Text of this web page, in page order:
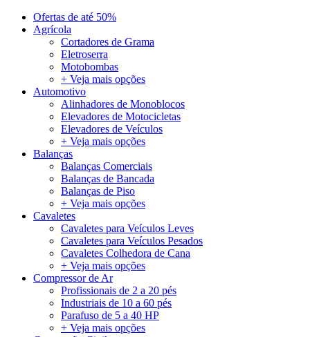
Ofertas de até 50%
Agrícola
Cortadores de Grama
Eletroserra
Motobombas
+ Veja mais opções
Automotivo
Alinhadores de Monoblocos
Elevadores de Motocicletas
Elevadores de Veículos
+ Veja mais opções
Balanças
Balanças Comerciais
Balanças de Bancada
Balanças de Piso
+ Veja mais opções
Cavaletes
Cavaletes para Veículos Leves
Cavaletes para Veículos Pesados
Cavaletes Colhedora de Cana
+ Veja mais opções
Compressor de Ar
Profissionais de 2 a 20 pés
Industriais de 10 a 60 pés
Parafuso de 5 a 40 HP
+ Veja mais opções